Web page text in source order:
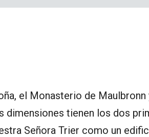
el Monasterio de Maulbronn
dimensiones tienen los dos
Señora Trier como un